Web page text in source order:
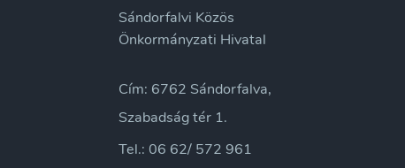
Sándorfalvi Közös
Önkormányzati Hivatal
Cím: 6762 Sándorfalva,
Szabadság tér 1.
Tel.: 06 62/ 572 961